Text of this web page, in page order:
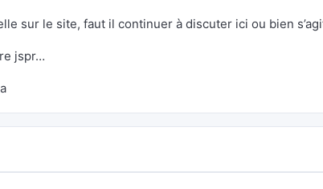
sur le site, faut il continuer à discuter ici ou bien
jspr…